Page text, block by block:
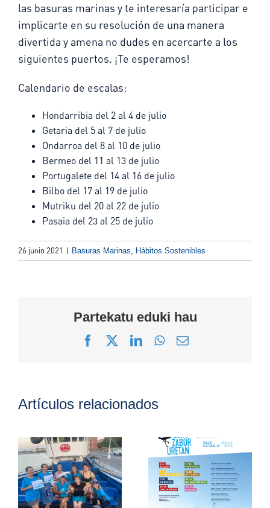
las basuras marinas y te interesaría participar e
implicarte en su resolución de una manera
divertida y amena no dudes en acercarte a los
siguientes puertos. ¡Te esperamos!
Calendario de escalas:
Hondarribia del 2 al 4 de julio
Getaria del 5 al 7 de julio
Ondarroa del 8 al 10 de julio
Bermeo del 11 al 13 de julio
Portugalete del 14 al 16 de julio
Bilbo del 17 al 19 de julio
Mutriku del 20 al 22 de julio
Pasaia del 23 al 25 de julio
26 junio 2021 | Basuras Marinas Hábitos Sostenibles
Partekatu eduki hau
Facebook
X LinkedInWhatsApp
Correo
Artículos relacionados